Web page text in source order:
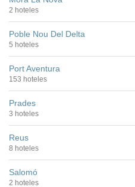
2 hoteles
Poble Nou Del Delta
5 hoteles
Port Aventura
153 hoteles
Prades
3 hoteles
Reus
8 hoteles
Salomó
2 hoteles